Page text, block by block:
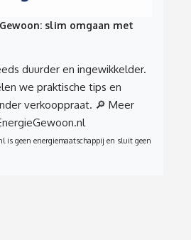
slim omgaan met
duurder en ingewikkelder.
we praktische tips en
verkooppraat. 🔎 Meer
is geen energiemaatschappij en sluit geen